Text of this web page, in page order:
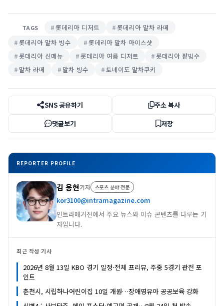
TAGS 롯데리아 디저트
롯데리아 말차 라떼
롯데리아 말차 빙수
롯데리아 말차 아이스샷
롯데리아 신메뉴
롯데리아 여름 디저트
롯데리아 팥빙수
말차 라떼
말차 빙수 토네이도 말차쿠키
SNS 공유하기
주소 복사
댓글보기
저장
REPORTER PROFILE
김 용현기자 스포츠 분야 전문
kor3100@intramagazine.com
인트라매거진에서 주요 뉴스와 이슈 콘텐츠를 다루는 기
자입니다.
최근 작성 기사
2026년 8월 13일 KBO 경기 일정·전체 프리뷰, 주중 5경기 관전 포
인트
춘천시, 시립하나어린이집 10일 개원…장애영유아 공공보육 강화